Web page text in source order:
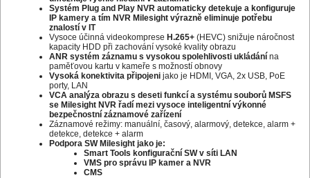
Systém Plug and Play NVR automaticky detekuje a konfiguruje
IP kamery a tím NVR Milesight výrazně eliminuje potřebu
znalostí v IT
Vysoce účinná videokomprese H.265+ (HEVC) snižuje náročnost
kapacity HDD při zachování vysoké kvality obrazu
ANR systém záznamu s vysokou spolehlivosti ukládání na
paměťovou kartu v kameře s možností obnovy
Vysoká konektivita připojeni jako je HDMI, VGA, 2x USB, PoE
porty, LAN
VCA analýza obrazu s deseti funkcí a systému souborů MSFS
se Milesight NVR řadí mezi vysoce inteligentní výkonné
bezpečnostní záznamové zařízení
Záznamové režimy: manuální, časový, alarmový, detekce, alarm +
detekce, detekce + alarm
Podpora SW Milesight jako je:
Smart Tools konfigurační SW v síti LAN
VMS pro správu IP kamer a NVR
CMS